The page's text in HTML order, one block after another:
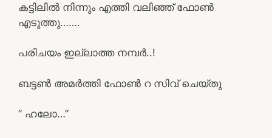
കട്ടിലിൽ നിന്നും എത്തി വലിഞ്ഞ് ഫോൺ
എടുത്തു…….
പരിചയം ഇല്ലാത്ത നമ്പർ..!
ബട്ടൺ അമർത്തി ഫോൺ റ സിവ് ചെയ്തു
” ഹലോ…”